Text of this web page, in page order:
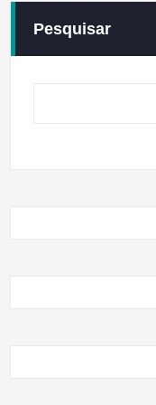
Pesquisar